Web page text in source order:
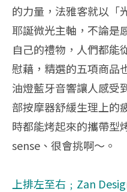
的力量，法雅客就以「
耶誕微光主軸，不論是
自己的禮物，人們都能
慰藉，精選的五項商品
油燈藍牙音響讓人感受
部按摩器舒緩生理上的
時都能烤起來的攜帶型
sense、很會挑啊～。
上排左至右﹔Zan